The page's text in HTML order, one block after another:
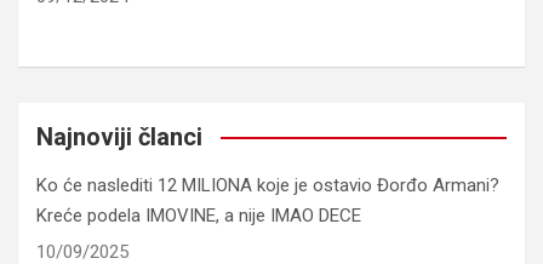
Najnoviji članci
Ko će naslediti 12 MILIONA koje je ostavio Đorđo Armani?
Kreće podela IMOVINE, a nije IMAO DECE
10/09/2025